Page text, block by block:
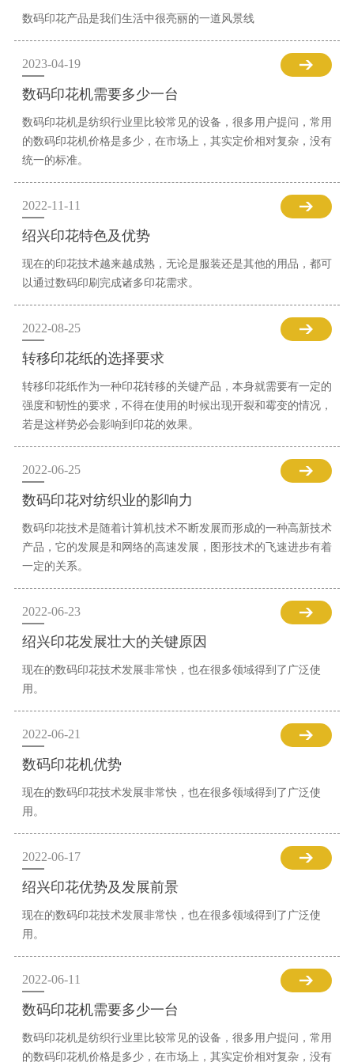
数码印花产品是我们生活中很亮丽的一道风景线
2023-04-19
数码印花机需要多少一台
数码印花机是纺织行业里比较常见的设备，很多用户提问，常用
的数码印花机价格是多少，在市场上，其实定价相对复杂，没有
统一的标准。
2022-11-11
绍兴印花特色及优势
现在的印花技术越来越成熟，无论是服装还是其他的用品，都可
以通过数码印刷完成诸多印花需求。
2022-08-25
转移印花纸的选择要求
转移印花纸作为一种印花转移的关键产品，本身就需要有一定的
强度和韧性的要求，不得在使用的时候出现开裂和霉变的情况，
若是这样势必会影响到印花的效果。
2022-06-25
数码印花对纺织业的影响力
数码印花技术是随着计算机技术不断发展而形成的一种高新技术
产品，它的发展是和网络的高速发展，图形技术的飞速进步有着
一定的关系。
2022-06-23
绍兴印花发展壮大的关键原因
现在的数码印花技术发展非常快，也在很多领域得到了广泛使
用。
2022-06-21
数码印花机优势
现在的数码印花技术发展非常快，也在很多领域得到了广泛使
用。
2022-06-17
绍兴印花优势及发展前景
现在的数码印花技术发展非常快，也在很多领域得到了广泛使
用。
2022-06-11
数码印花机需要多少一台
数码印花机是纺织行业里比较常见的设备，很多用户提问，常用
的数码印花机价格是多少，在市场上，其实定价相对复杂，没有